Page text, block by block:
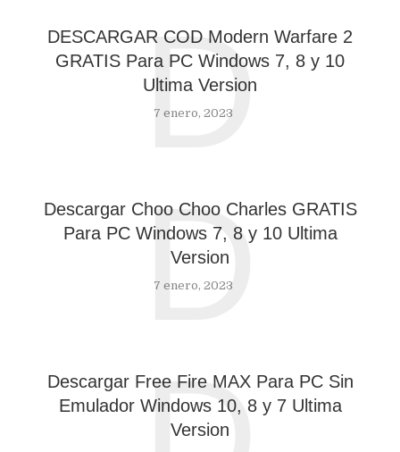
DESCARGAR COD Modern Warfare 2
GRATIS Para PC Windows 7, 8 y 10
Ultima Version
7 enero, 2023
D
Descargar Choo Choo Charles GRATIS
Para PC Windows 7, 8 y 10 Ultima
Version
7 enero, 2023
D
Descargar Free Fire MAX Para PC Sin
Emulador Windows 10, 8 y 7 Ultima
Version